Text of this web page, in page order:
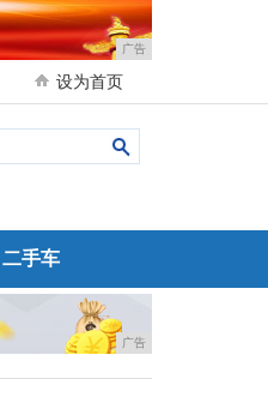
广告
设为首页
二手车
广告